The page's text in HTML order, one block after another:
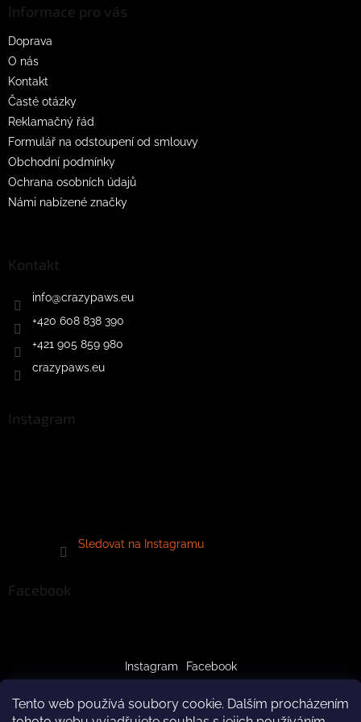
Tento web používá soubory cookie. Dalším procházením
Informace pro vás
Doprava
O nás
Kontakt
Časté otázky
Reklamačný řád
Formulář na odstoupení od smlouvy
Obchodní podmínky
Ochrana osobních údajů
Námi nabízené značky
Kontakt
info@crazypaws.eu
+420 608 838 390
+421 905 859 980
crazypaws.eu
Instagram
Sledovat na Instagramu
Facebook
Instagram Facebook